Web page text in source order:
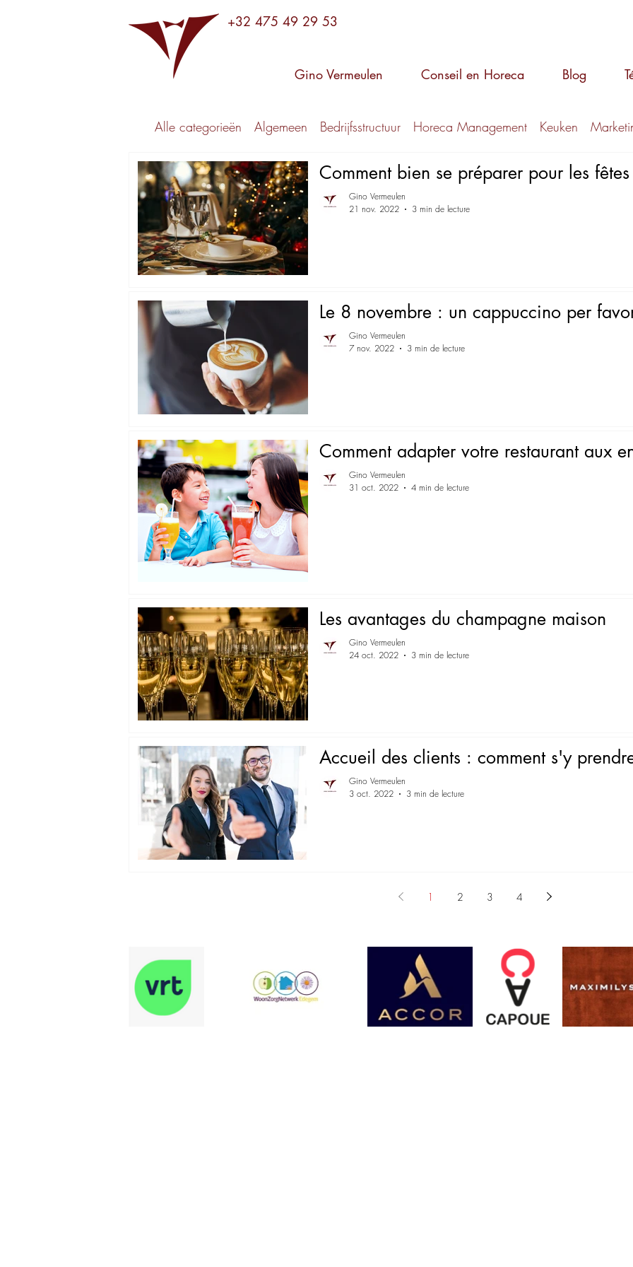
+32 475 49 29 53
Gino Vermeulen Conseil en Horeca Blog
Alle categorieën Algemeen Bedrijfsstructuur Horeca Management Keuken
Comment bien se préparer pour les
Gino Vermeulen
21 nov. 2022
3 min de lecture
Le 8 novembre : un cappuccino per
Gino Vermeulen
7 nov. 2022
3 min de lecture
Comment adapter votre restaurant aux
Gino Vermeulen
31 oct. 2022
4 min de lecture
Les avantages du champagne maison
Gino Vermeulen
24 oct. 2022
3 min de lecture
Accueil des clients : comment s'y
Gino Vermeulen
3 oct. 2022
3 min de lecture
1 2 3 4